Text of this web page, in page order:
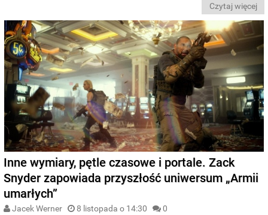
Reżyserią zajmie się debiutujący w ramach pełnego metrażu
Addison Heimann.
Czytaj więcej
Inne wymiary, pętle czasowe i portale. Zack
Snyder zapowiada przyszłość uniwersum „Armii
umarłych”
Jacek Werner 8 listopada o 14:30 0